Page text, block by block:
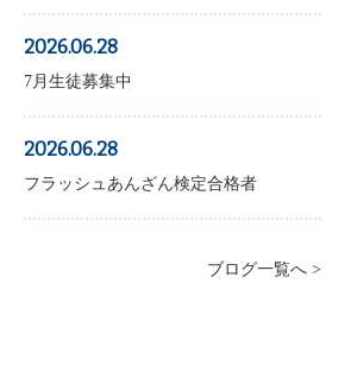
2026.06.28
7月生徒募集中
2026.06.28
フラッシュあんざん検定合格者
ブログ一覧へ >